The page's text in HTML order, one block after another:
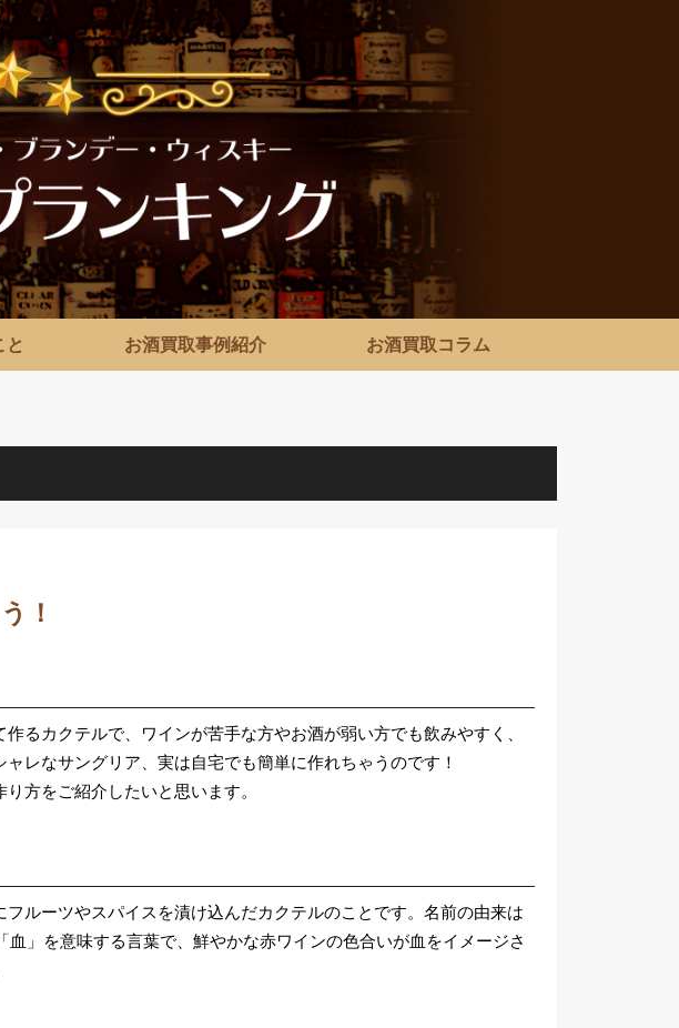
と お酒買取事例紹介 お酒買取コラム
！
るカクテルで、ワインが苦手な方やお酒が弱い方でも飲みやすく、
レなサングリア、実は自宅でも簡単に作れちゃうのです！
方をご紹介したいと思います。
ルーツやスパイスを漬け込んだカクテルのことです。名前の由来は
血」を意味する言葉で、鮮やかな赤ワインの色合いが血をイメージさ